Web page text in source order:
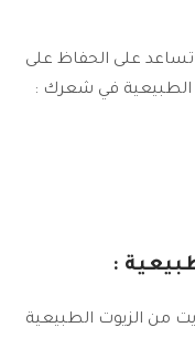
تساعد على الحفاظ على
الطبيعية في شعرك :
:
من الزيوت الطبيعية